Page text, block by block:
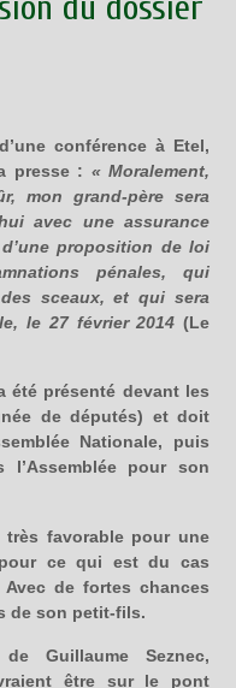
conférence à Etel,
presse : « Moralement,
mon grand-père sera
avec une assurance
proposition de loi
pénales, qui
sceaux, et qui sera
le 27 février 2014 (Le
été présenté devant les
de députés) et doit
Nationale, puis
l’Assemblée pour son
favorable pour une
ce qui est du cas
de fortes chances
de son petit-fils.
Guillaume Seznec,
être sur le pont